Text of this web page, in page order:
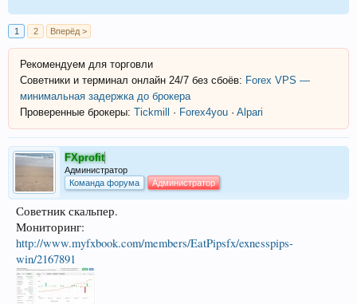
1 2 Вперёд >
Рекомендуем для торговли
Советники и терминал онлайн 24/7 без сбоёв: Forex VPS —
минимальная задержка до брокера
Проверенные брокеры: Tickmill · Forex4you · Alpari
FXprofit
Администратор
Команда форума
Администратор
Советник скальпер.
Мониторинг:
http://www.myfxbook.com/members/EatPipsfx/exnesspips-
win/2167891